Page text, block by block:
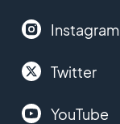
Instagram
Twitter
YouTube